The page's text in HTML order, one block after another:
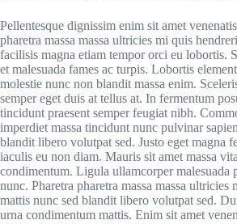
Pellentesque dignissim enim sit amet
pharetra massa massa ultricies mi quis
facilisis magna etiam tempor orci eu lobortis.
et malesuada fames ac turpis. Lobortis
molestie nunc non blandit massa enim.
semper eget duis at tellus at. In fermentum
tincidunt praesent semper feugiat nibh.
imperdiet massa tincidunt nunc pulvinar
blandit libero volutpat sed. Justo eget magna
iaculis eu non diam. Mauris sit amet massa
condimentum. Ligula ullamcorper malesuada
nunc. Pharetra pharetra massa massa
mattis nunc sed blandit libero volutpat sed.
urna condimentum mattis. Enim sit amet